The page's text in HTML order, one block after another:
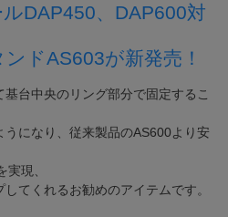
DAP450、DAP600対
ドAS603が新発売！
台中央のリング部分で固定するこ
になり、従来製品のAS600より安
現、
てくれるお勧めのアイテムです。